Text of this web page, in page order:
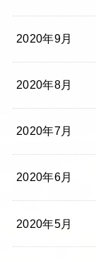
2020年9月
2020年8月
2020年7月
2020年6月
2020年5月